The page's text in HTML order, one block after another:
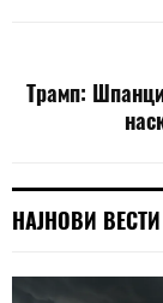
Трамп:
НАЈНОВИ ВЕСТИ